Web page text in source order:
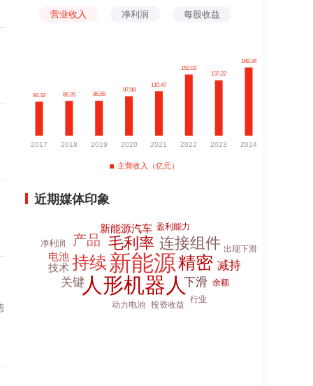
营业收入 净利润 每股收益
主营收入（亿元）
近期媒体印象